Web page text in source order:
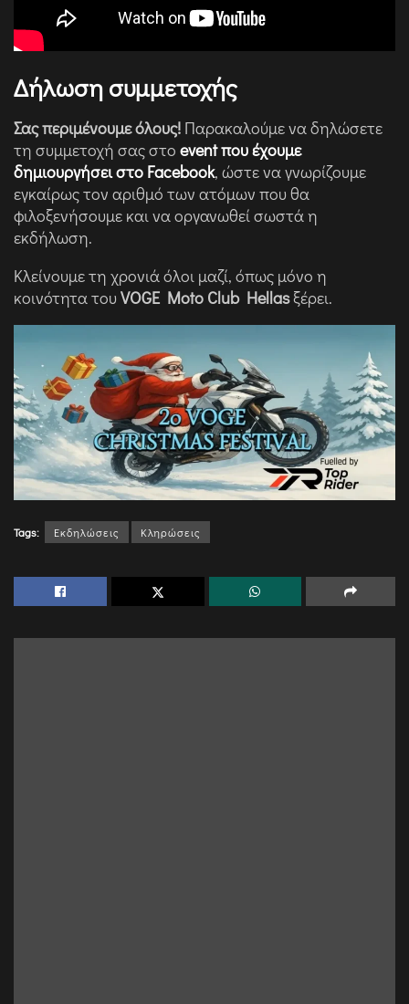
Δήλωση συμμετοχής
Σας περιμένουμε όλους! Παρακαλούμε να δηλώσετε
τη συμμετοχή σας στο event που έχουμε
δημιουργήσει στο Facebook, ώστε να γνωρίζουμε
εγκαίρως τον αριθμό των ατόμων που θα
φιλοξενήσουμε και να οργανωθεί σωστά η
εκδήλωση.
Κλείνουμε τη χρονιά όλοι μαζί, όπως μόνο η
κοινότητα τουVOGE Moto Club Hellasξέρει.
Tags: Εκδηλώσεις Κληρώσεις